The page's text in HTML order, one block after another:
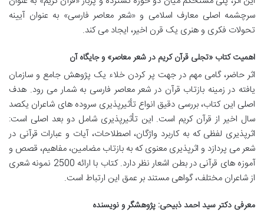
سرچشمه اصلی معارف اسلامی و «شعر معاصر فارسی» به عنوان آیینه
تحولات فکری و هنری یک قرن اخیر، ایجاد می کند.
اهمیت کتاب «تجلی قرآن کریم در شعر معاصر» و جایگاه آن
اثر حاضر، گامی مهم در جهت پر کردن خلاء یک پژوهش جامع و سازمان
یافته در زمینه بازتاب قرآن در شعر معاصر فارسی به شمار می رود. هدف
اصلی این کتاب، بررسی دقیق انواع تأثیرپذیری سروده های شاعران یکصد
سال اخیر از قرآن کریم است. این تأثیرپذیری شامل دو بعد اصلی است:
اثرپذیری لفظی که به کاربرد واژگان، اصطلاحات، آیات و عبارات قرآنی در
شعر می پردازد و اثرپذیری معنوی که به بازتاب مضامین، مفاهیم، قصص و
آموزه های قرآنی در بطن اشعار نظر دارد. کتاب با ارائه 2500 نمونه شعری
از شاعران مختلف، گواهی مستند بر عمق این ارتباط است.
معرفی دکتر سید احمد ذبیحی: پژوهشگر و نویسنده